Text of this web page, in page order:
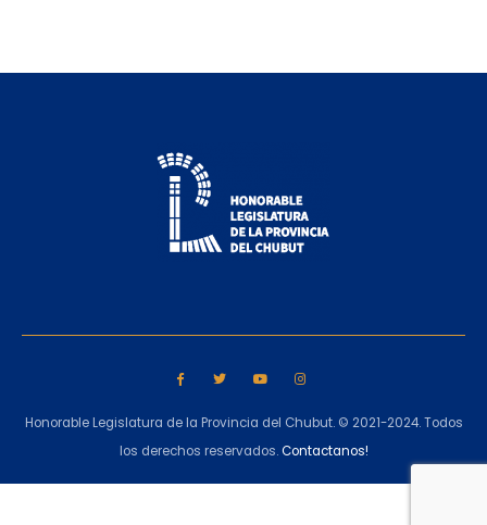
Honorable Legislatura de la Provincia del Chubut. © 2021-2024. Todos
los derechos reservados.Contactanos!